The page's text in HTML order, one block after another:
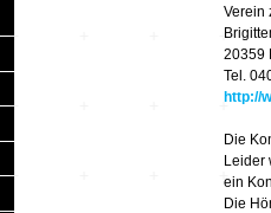
Sonic
Zeit
Ausbildung &
Forschung
Orte & Konzerte
Verein
20359
Tel.
http://
Die
Leider
ein
Die